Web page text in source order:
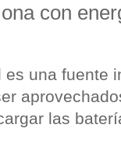
con
es una fuente
las